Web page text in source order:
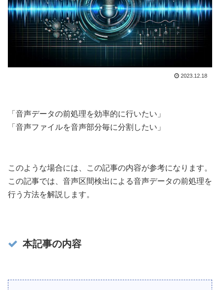
2023.12.18
「音声データの前処理を効率的に行いたい」
「音声ファイルを音声部分毎に分割したい」
このような場合には、この記事の内容が参考になります。
この記事では、音声区間検出による音声データの前処理を
行う方法を解説します。
本記事の内容